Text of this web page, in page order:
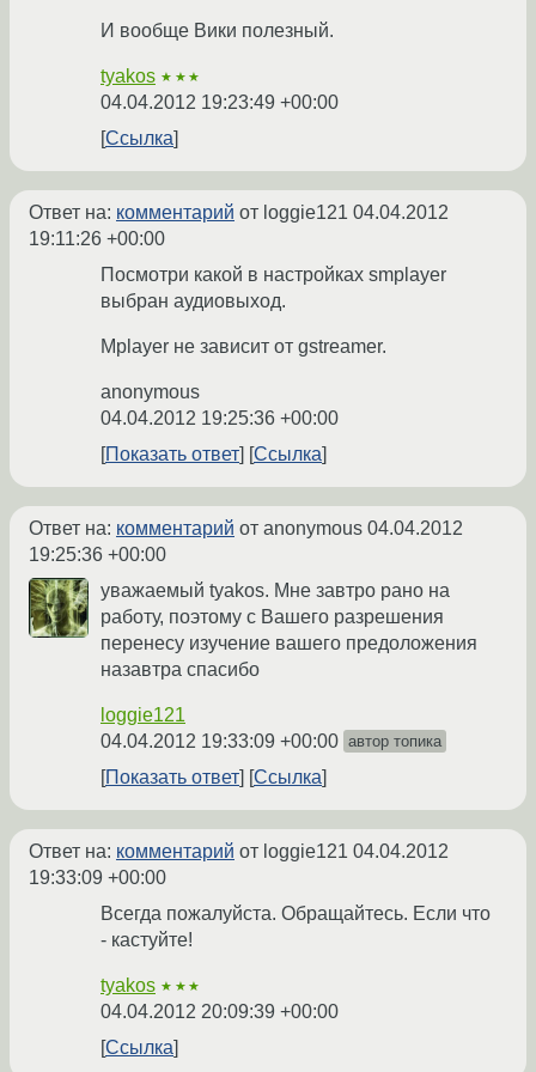
И вообще Вики полезный.
tyakos ★★★
04.04.2012 19:23:49 +00:00
Ссылка
Ответ на: комментарий от loggie121 04.04.2012
19:11:26 +00:00
Посмотри какой в настройках smplayer
выбран аудиовыход.
Mplayer не зависит от gstreamer.
anonymous
04.04.2012 19:25:36 +00:00
Показать ответ
Ссылка
Ответ на: комментарий от anonymous 04.04.2012
19:25:36 +00:00
уважаемый tyakos. Мне завтро рано на
работу, поэтому с Вашего разрешения
перенесу изучение вашего предоложения
назавтра спасибо
loggie121
04.04.2012 19:33:09 +00:00 автор топика
Показать ответ Ссылка
Ответ на: комментарий от loggie121 04.04.2012
19:33:09 +00:00
Всегда пожалуйста. Обращайтесь. Если что
- кастуйте!
tyakos ★★★
04.04.2012 20:09:39 +00:00
Ссылка